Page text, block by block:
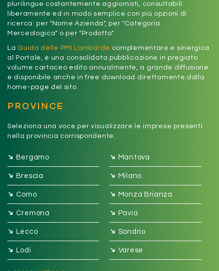
plurilingue costantemente aggiornati, consultabili
liberamente ed in modo semplice con più opzioni di
ricerca: per "Nome Azienda", per "Categoria
Merceologica" o per "Prodotto".
La Guida delle PMI Lombarde complementare e sinergica
al Portale, è una consolidata pubblicazione in pregiato
volume cartaceo edito annualmente, a grande diffusione
e disponibile anche in free download direttamente dalla
home-page del sito.
PROVINCE
Seleziona una voce per visualizzare le imprese presenti
nella provincia corrispondente.
➔ Bergamo ➔ Mantova
➔ Brescia ➔ Milano
➔ Como ➔ Monza Brianza
➔ Cremona ➔ Pavia
➔ Lecco ➔ Sondrio
➔ Lodi ➔ Varese